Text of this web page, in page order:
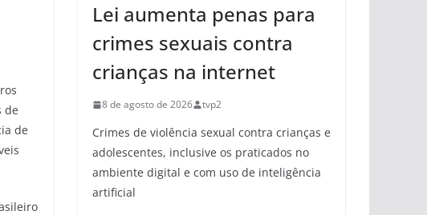
de
de
Lei aumenta penas para
crimes sexuais contra
crianças na internet
8 de agosto de 2026 tvp2
Crimes de violência sexual contra crianças e
adolescentes, inclusive os praticados no
ambiente digital e com uso de inteligência
artificial